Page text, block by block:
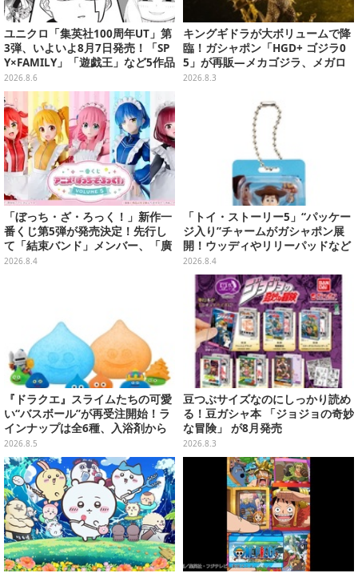
ユニクロ「集英社100周年UT」第
3弾、いよいよ8月7日発売！「SP
Y×FAMILY」「遊戯王」など5作品
をデザイン
2026.8.6
キングギドラが大ボリュームで降
臨！ガシャポン「HGD+ ゴジラ0
5」が再販―メカゴジラ、メガロ
なども揃った全4種
2026.8.3
「ぼっち・ざ・ろっく！」新作一
番くじ第5弾が発売決定！先行し
て「結束バンド」メンバー、「廣
井きくり」のメイド衣装フィギュ
2026.8.4
「トイ・ストーリー5」“パッケー
ジ入り”チャームがガシャポン展
開！ウッディやリリーパッドなど
全5種、裏面はキャラクターごと
に異なるデザイン
2026.8.4
『ドラクエ』スライムたちの可愛
い“バスボール”が再受注開始！ラ
インナップは全6種、入浴剤から
モンスターのフィギュアが出てく
る
2026.8.5
豆つぶサイズなのにしっかり読め
る！豆ガシャ本 「ジョジョの奇妙
な冒険」 が8月発売
2026.8.3